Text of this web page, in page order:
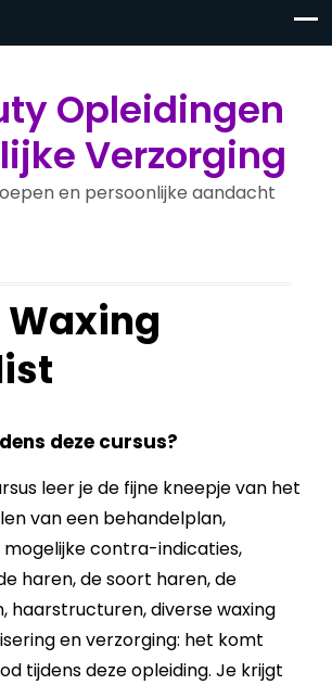
Opleidingen
Verzorging
en persoonlijke aandacht
Waxing
deze cursus?
leer je de fijne kneepje van het
van een behandelplan,
contra-indicaties,
haren, de soort haren, de
haarstructuren, diverse waxing
en verzorging: het komt
tijdens deze opleiding. Je krijgt